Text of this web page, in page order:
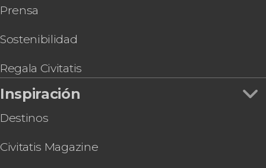
Prensa
Sostenibilidad
Regala Civitatis
Inspiración
Destinos
Civitatis Magazine